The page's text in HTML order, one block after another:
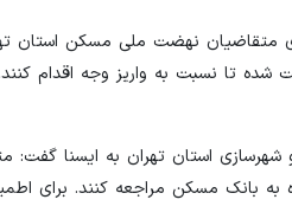
پیامک واریز وجه برای متقاضیان نهضت ملی
استان تهران به ایسنا گفت:
مسکن مراجعه کنند. برای